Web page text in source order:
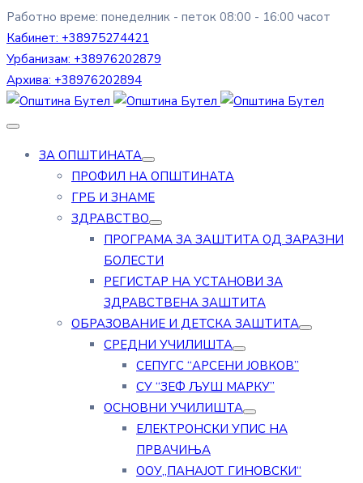
Работно време: понеделник - петок 08:00 - 16:00 часот
Кабинет: +38975274421
Урбанизам: +38976202879
Архива: +38976202894
ЗА ОПШТИНАТА
ПРОФИЛ НА ОПШТИНАТА
ГРБ И ЗНАМЕ
ЗДРАВСТВО
ПРОГРАМА ЗА ЗАШТИТА ОД ЗАРАЗНИ
БОЛЕСТИ
РЕГИСТАР НА УСТАНОВИ ЗА
ЗДРАВСТВЕНА ЗАШТИТА
ОБРАЗОВАНИЕ И ДЕТСКА ЗАШТИТА
СРЕДНИ УЧИЛИШТА
СЕПУГС “АРСЕНИ ЈОВКОВ”
СУ “ЗЕФ ЉУШ МАРКУ”
ОСНОВНИ УЧИЛИШТА
ЕЛЕКТРОНСКИ УПИС НА
ПРВАЧИЊА
ООУ„ПАНАЈОТ ГИНОВСКИ“